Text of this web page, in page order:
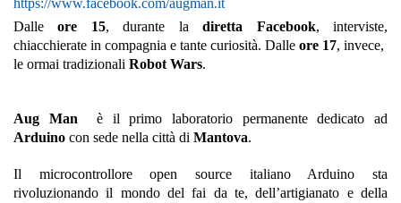
https://www.facebook.com/augman.it
Dalle ore 15, durante la diretta Facebook, interviste,
chiacchierate in compagnia e tante curiosità. Dalle ore 17, invece,
le ormai tradizionali Robot Wars.
Aug Man è il primo laboratorio permanente dedicato ad
Arduino con sede nella città di Mantova.
Il microcontrollore open source italiano Arduino sta
rivoluzionando il mondo del fai da te, dell’artigianato e della